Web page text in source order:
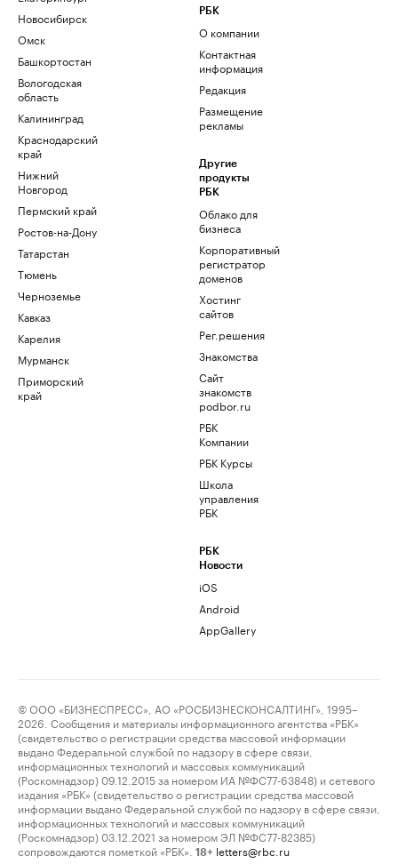
Новосибирск
Омск
Башкортостан
Вологодская
область
Калининград
Краснодарский
край
Нижний
Новгород
Пермский край
Ростов-на-Дону
Татарстан
Тюмень
Черноземье
Кавказ
Карелия
Мурманск
Приморский
край
РБК
О компании
Контактная
информация
Редакция
Размещение
рекламы
Другие
продукты
РБК
Облако для
бизнеса
Корпоративный
регистратор
доменов
Хостинг
сайтов
Рег.решения
Знакомства
Сайт
знакомств
podbor.ru
РБК
Компании
РБК Курсы
Школа
управления
РБК
РБК
Новости
iOS
Android
AppGallery
© ООО «БИЗНЕСПРЕСС», АО «РОСБИЗНЕСКОНСАЛТИНГ», 1995–
2026. Сообщения и материалы информационного агентства «РБК»
(свидетельство о регистрации средства массовой информации
выдано Федеральной службой по надзору в сфере связи,
информационных технологий и массовых коммуникаций
(Роскомнадзор) 09.12.2015 за номером ИА №ФС77-63848) и сетевого
издания «РБК» (свидетельство о регистрации средства массовой
информации выдано Федеральной службой по надзору в сфере связи,
информационных технологий и массовых коммуникаций
(Роскомнадзор) 03.12.2021 за номером ЭЛ №ФС77-82385)
сопровождаются пометкой «РБК».
18+ letters@rbc.ru